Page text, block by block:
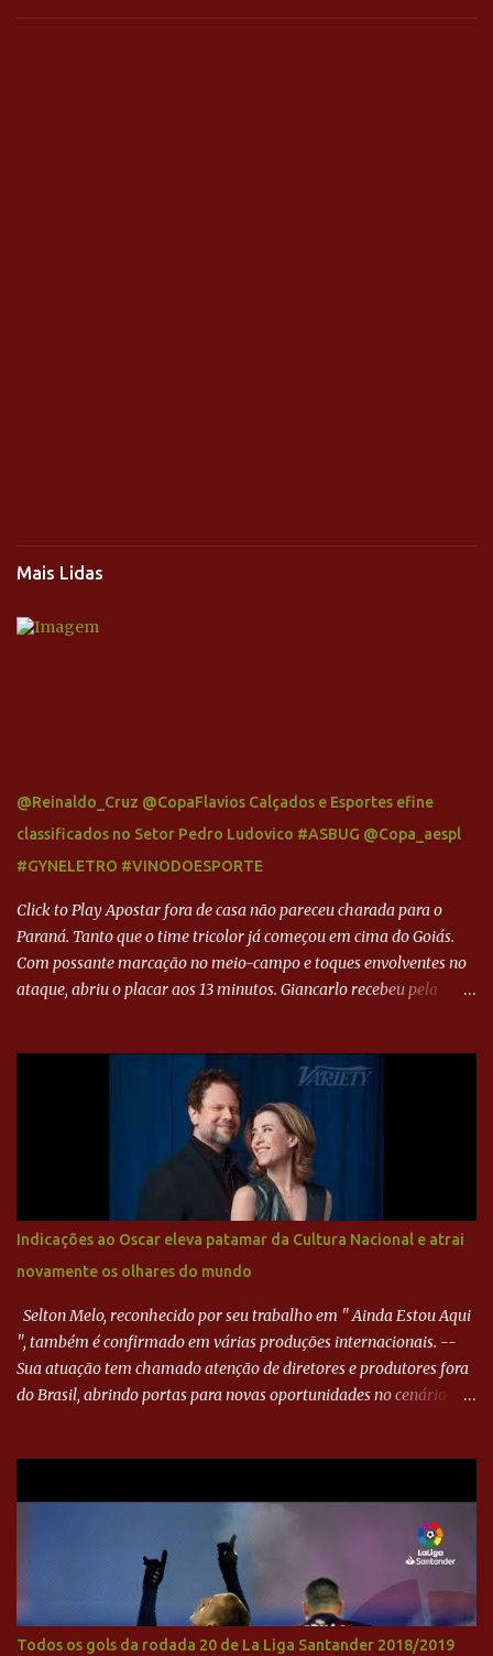
Mais Lidas
@Reinaldo_Cruz @CopaFlavios Calçados e Esportes efine
classificados no Setor Pedro Ludovico #ASBUG @Copa_aespl
#GYNELETRO #VINODOESPORTE
Click to Play Apostar fora de casa não pareceu charada para o
Paraná. Tanto que o time tricolor já começou em cima do Goiás.
Com possante marcação no meio-campo e toques envolventes no
ataque, abriu o placar aos 13 minutos. Giancarlo recebeu pela
Paraná ampliou a vantagem aos 21 minutos. Éverton Garroni
desviou cruzamento de cabeça e, mesmo de costas, incidiu o canto
direito de Harlei. O goleiro esmeraldino se esticou e até tocou na
bola, mas não o suficiente para desviar sua trajetória. O ataque do
Goiás era nulo, tanto que o Paraná seguiu em cima. Aos 32
minutos, Jefferson cabeceou e Harlei fez grande defesa. Seis
minutos depois, Wellington encheu o pé e quase surpreendeu o
goleiro rival, que novamente defendeu. No fim, Jefferson teve
outra boa chance, mas parou no goleiro. Gol para matar espera...
Indicações ao Oscar eleva patamar da Cultura Nacional e atrai
novamente os olhares do mundo
Selton Melo, reconhecido por seu trabalho em " Ainda Estou Aqui
", também é confirmado em várias produções internacionais. --
Sua atuação tem chamado atenção de diretores e produtores fora
do Brasil, abrindo portas para novas oportunidades no cenário
Todos os gols da rodada 20 de La Liga Santander 2018/2019